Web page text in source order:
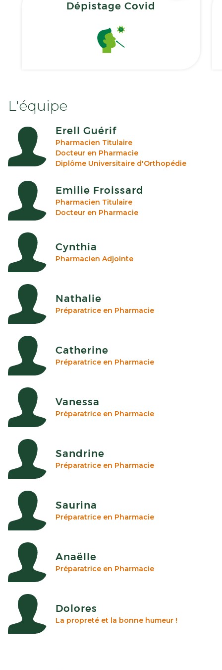
Dépistage Covid
L'équipe
Erell Guérif
Pharmacien Titulaire
Docteur en Pharmacie
Diplôme Universitaire d'Orthopédie
Emilie Froissard
Pharmacien Titulaire
Docteur en Pharmacie
Cynthia
Pharmacien Adjointe
Nathalie
Préparatrice en Pharmacie
Catherine
Préparatrice en Pharmacie
Vanessa
Préparatrice en Pharmacie
Sandrine
Préparatrice en Pharmacie
Saurina
Préparatrice en Pharmacie
Anaëlle
Préparatrice en Pharmacie
Dolores
La propreté et la bonne humeur !